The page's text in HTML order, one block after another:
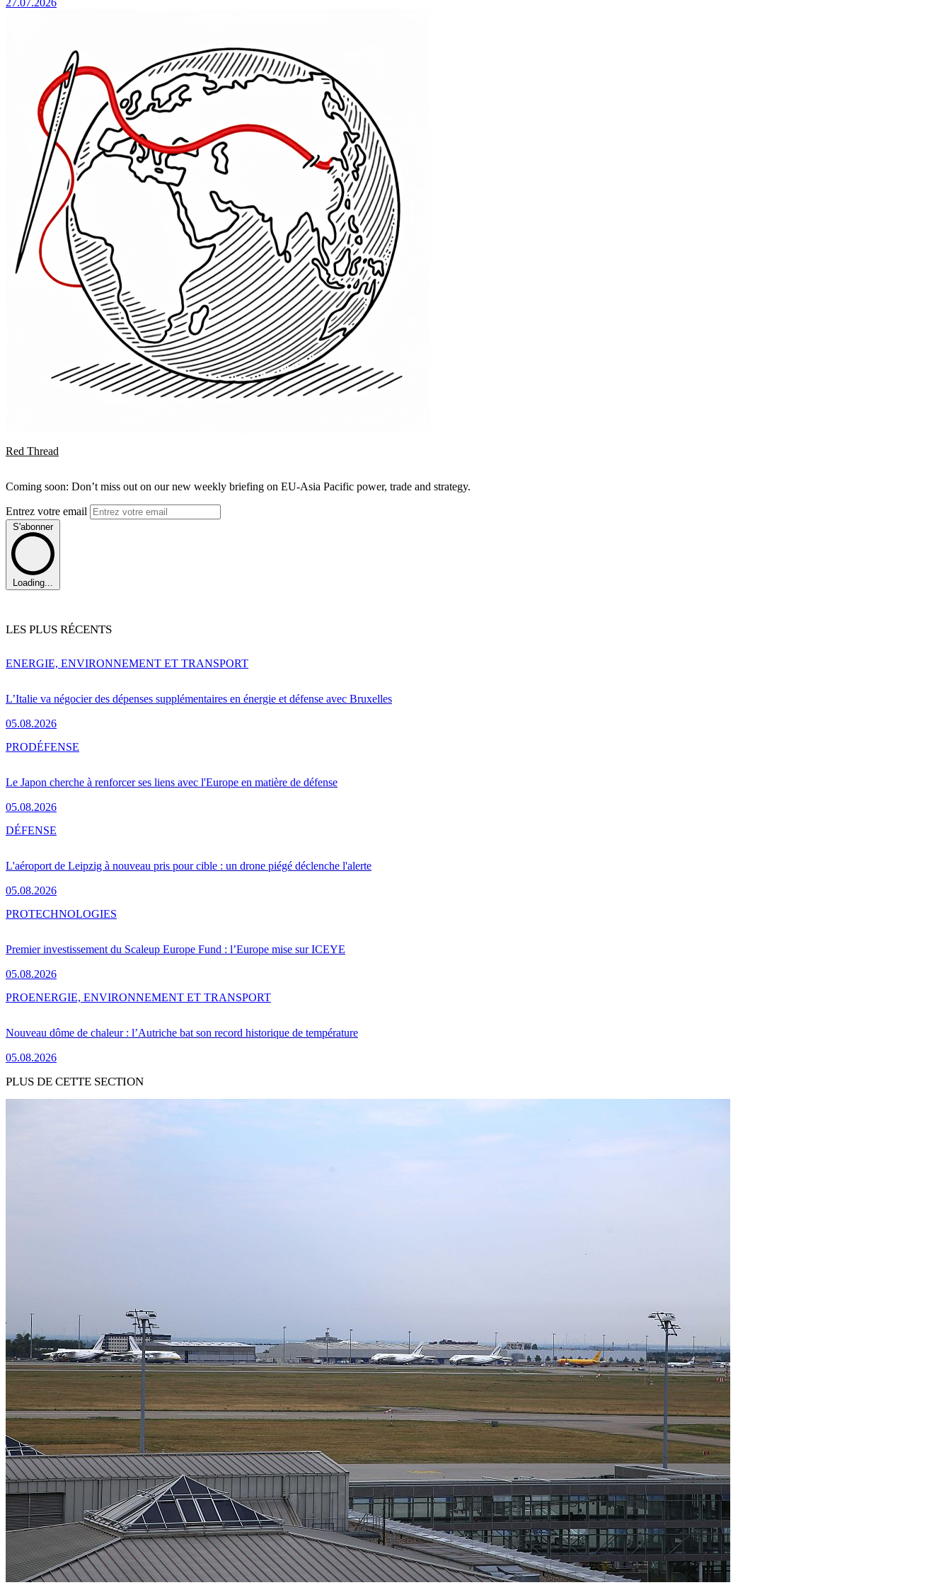
Red Thread
Coming soon: Don’t miss out on our new weekly briefing on EU-Asia Pacific power, trade and strategy.
Entrez votre email
S'abonner
Loading...
LES PLUS RÉCENTS
L’Italie va négocier des dépenses supplémentaires en énergie et défense avec Bruxelles
05.08.2026
ENERGIE, ENVIRONNEMENT ET TRANSPORT
Le Japon cherche à renforcer ses liens avec l'Europe en matière de défense
05.08.2026
PRODÉFENSE
L'aéroport de Leipzig à nouveau pris pour cible : un drone piégé déclenche l'alerte
05.08.2026
DÉFENSE
Premier investissement du Scaleup Europe Fund : l’Europe mise sur ICEYE
05.08.2026
PROTECHNOLOGIES
Nouveau dôme de chaleur : l’Autriche bat son record historique de température
05.08.2026
PROENERGIE, ENVIRONNEMENT ET TRANSPORT
PLUS DE CETTE SECTION